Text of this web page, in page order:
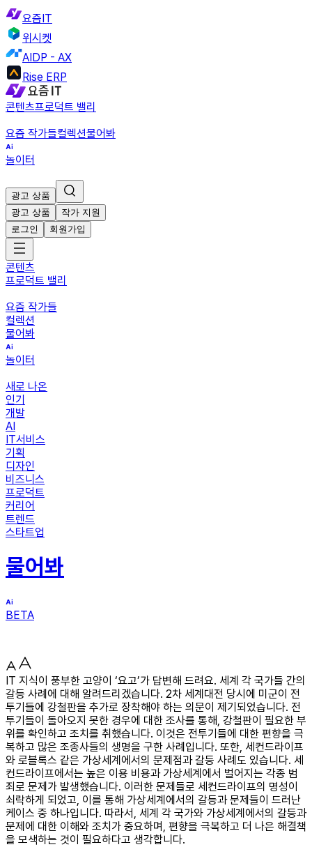
요즘IT
위시켓
AIDP - AX
Rise ERP
콘텐츠프로덕트 밸리
요즘 작가들컬렉션물어봐
놀이터
광고 상품
광고 상품
작가 지원
로그인
회원가입
콘텐츠
프로덕트 밸리
요즘 작가들
컬렉션
물어봐
놀이터
새로 나온
인기
개발
AI
IT서비스
기획
디자인
비즈니스
프로덕트
커리어
트렌드
스타트업
물어봐
BETA
IT 지식이 풍부한 고양이 ‘요고’가 답변해 드려요. 세계 각 국가들 간의
갈등 사례에 대해 알려드리겠습니다. 2차 세계대전 당시에 미군이 전
투기들에 강철판을 추가로 장착해야 하는 의문이 제기되었습니다. 전
투기들이 돌아오지 못한 경우에 대한 조사를 통해, 강철판이 필요한 부
위를 확인하고 조치를 취했습니다. 이것은 전투기들에 대한 편향을 극
복하고 많은 조종사들의 생명을 구한 사례입니다. 또한, 세컨드라이프
와 로블록스 같은 가상세계에서의 문제점과 갈등 사례도 있습니다. 세
컨드라이프에서는 높은 이용 비용과 가상세계에서 벌어지는 각종 범
죄로 문제가 발생했습니다. 이러한 문제들로 세컨드라이프의 명성이
쇠락하게 되었고, 이를 통해 가상세계에서의 갈등과 문제들이 드러난
케이스 중 하나입니다. 따라서, 세계 각 국가와 가상세계에서의 갈등과
문제에 대한 이해와 조치가 중요하며, 편향을 극복하고 더 나은 해결책
을 모색하는 것이 필요하다고 생각합니다.